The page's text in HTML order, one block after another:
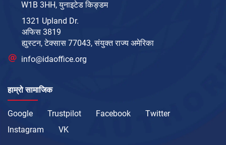
W1B 3HH, युनाइटेड किङ्डम
1321 Upland Dr.
अफिस 3819
ह्युस्टन, टेक्सास 77043, संयुक्त राज्य अमेरिका
info@idaoffice.org
हाम्रो सामाजिक
Google Trustpilot Facebook
Twitter
Instagram
VK